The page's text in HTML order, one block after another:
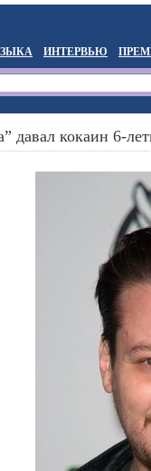
ИНТЕРВЬЮ
давал кокаин 6-